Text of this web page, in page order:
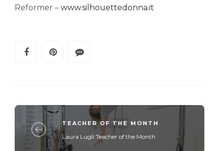
Reformer – www.silhouettedonna.it
TEACHER OF THE MONTH
Laura Lugli Teacher of the Month